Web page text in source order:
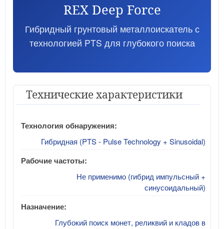
REX Deep Force
Гибридный грунтовый металлоискатель с
технологией PTS для глубокого поиска
Технические характеристики
Технология обнаружения:
Гибридная (PTS - Pulse Technology + Sinusoidal)
Рабочие частоты:
Не применимо (гибрид импульсный +
синусоидальный)
Назначение:
Глубокий поиск монет, реликвий и кладов в